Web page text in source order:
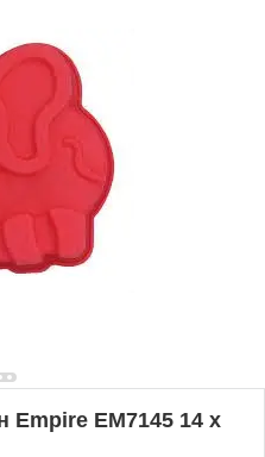
Empire ЕМ7145 14 х